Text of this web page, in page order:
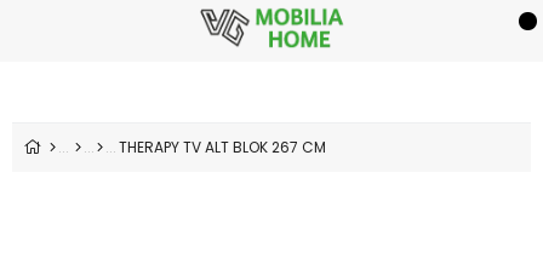
THERAPY TV ALT BLOK 267 CM